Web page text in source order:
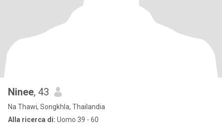
Ninee, 43
Na Thawi, Songkhla, Thailandia
Alla ricerca di: Uomo 39 - 60